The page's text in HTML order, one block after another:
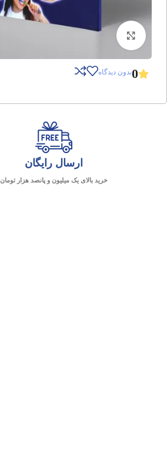
0بدون دیدگاه
ارسال رایگان
خرید بالای یک میلیون و پانصد هزار تومان